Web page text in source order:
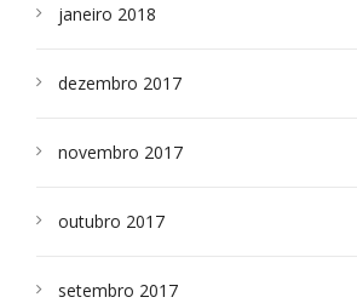
janeiro 2018
dezembro 2017
novembro 2017
outubro 2017
setembro 2017